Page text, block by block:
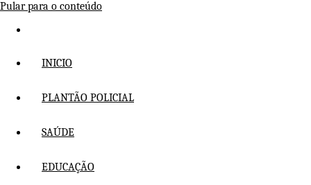
Pular para o conteúdo
INICIO
PLANTÃO POLICIAL
SAÚDE
EDUCAÇÃO